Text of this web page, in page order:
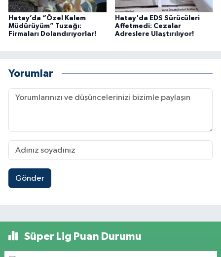
Hatay’da “Özel Kalem
Müdürüyüm” Tuzağı:
Firmaları Dolandırıyorlar!
Hatay'da EDS Sürücüleri
Affetmedi: Cezalar
Adreslere Ulaştırılıyor!
Yorumlar
Gönder
Süper Lig Puan Durumu